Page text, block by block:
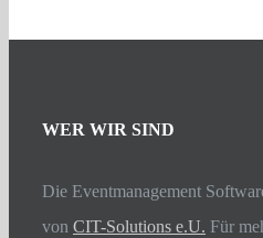
WER WIR SIND
Die Eventmanagement
von CIT-Solutions e.U. Für